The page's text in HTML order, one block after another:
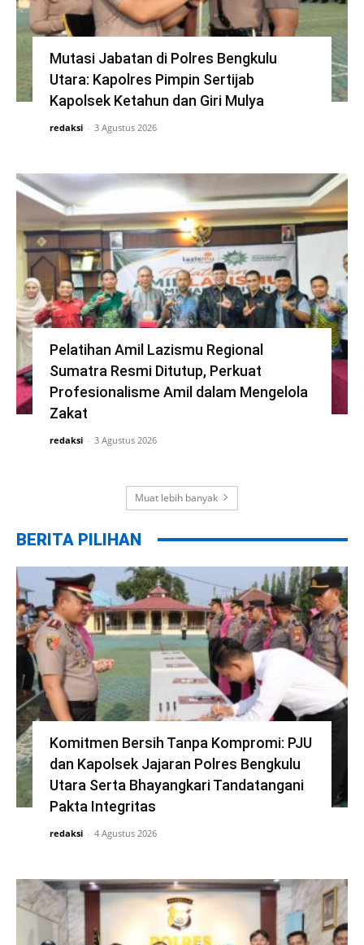
Mutasi Jabatan di Polres Bengkulu
Utara: Kapolres Pimpin Sertijab
Kapolsek Ketahun dan Giri Mulya
redaksi - 3 Agustus 2026
Pelatihan Amil Lazismu Regional
Sumatra Resmi Ditutup, Perkuat
Profesionalisme Amil dalam Mengelola
Zakat
redaksi - 3 Agustus 2026
Muat lebih banyak
BERITA PILIHAN
Komitmen Bersih Tanpa Kompromi: PJU
dan Kapolsek Jajaran Polres Bengkulu
Utara Serta Bhayangkari Tandatangani
Pakta Integritas
redaksi - 4 Agustus 2026